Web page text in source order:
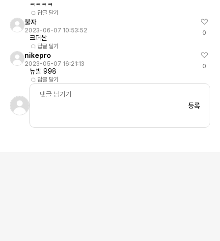
ㅋㅋㅋㅋ
답글 달기
불자
2023-06-07 10:53:52
크더싼
답글 달기
0
nikepro
2023-05-07 16:21:13
뉴발 998
답글 달기
0
등록